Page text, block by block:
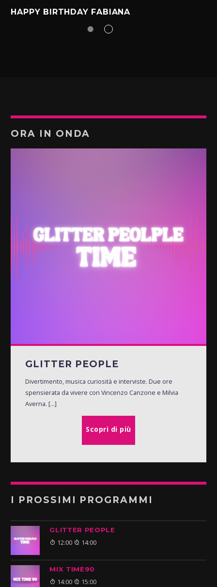
HAPPY BIRTHDAY FABIANA
ORA IN ONDA
GLITTER PEOPLE
Divertimento, musica curiosità e interviste. Due ore
spensierata da vivere con Vincenzo Canzone e Milvia
Averna. [...]
Scopri di più
I PROSSIMI PROGRAMMI
GLITTER PEOPLE
12:00 14:00
MIX TIME90
14:00 15:00